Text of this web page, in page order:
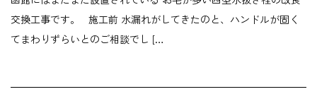
交換工事です。 施工前 水漏れがしてきたのと、ハンドルが固く
てまわりずらいとのご相談でし […